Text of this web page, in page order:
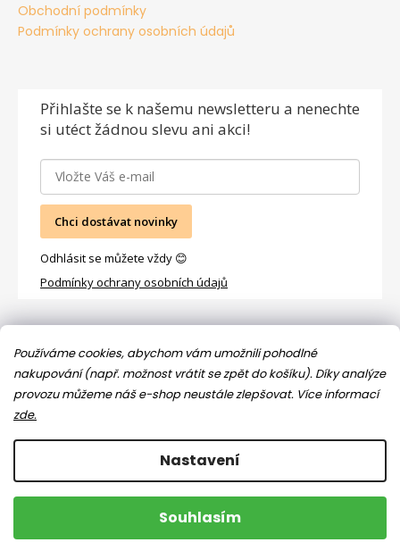
Používáme cookies, abychom vám umožnili pohodlné
nakupování (např. možnost vrátit se zpět do košíku). Díky analýze
provozu můžeme náš e-shop neustále zlepšovat. Více informací
zde.
Nastavení
Souhlasím
Obchodní podmínky
Podmínky ochrany osobních údajů
Přihlašte se k našemu newsletteru a nenechte
si utéct žádnou slevu ani akci!
Chci dostávat novinky
Odhlásit se můžete vždy 😊
Podmínky ochrany osobních údajů
Facebook
Copyright 2026Jsem máma. Všechna práva vyhrazena.
Upravit nastavení cookies